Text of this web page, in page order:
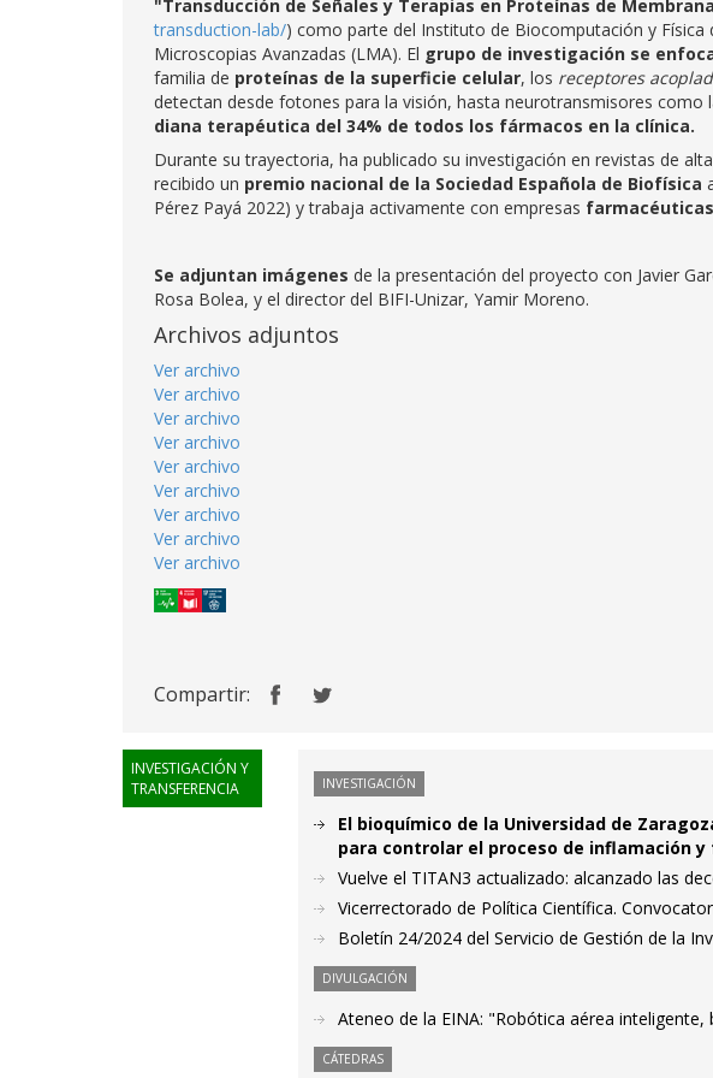
"Transducción de Señales y Terapias en Proteínas de
transduction-lab/) como parte del Instituto de Biocomputación y
Microscopias Avanzadas (LMA). El grupo de investigación se
familia de proteínas de la superficie celular, los receptores
detectan desde fotones para la visión, hasta neurotransmisores como
diana terapéutica del 34% de todos los fármacos en la clínica.
Durante su trayectoria, ha publicado su investigación en revistas de
recibido un premio nacional de la Sociedad Española de Biofísica
Pérez Payá 2022) y trabaja activamente con empresas
Se adjuntan imágenes de la presentación del proyecto con Javier
Rosa Bolea, y el director del BIFI-Unizar, Yamir Moreno.
Archivos adjuntos
Ver archivo
Ver archivo
Ver archivo
Ver archivo
Ver archivo
Ver archivo
Ver archivo
Ver archivo
Ver archivo
Compartir:
INVESTIGACIÓN Y
TRANSFERENCIA
INVESTIGACIÓN
El bioquímico de la Universidad de
para controlar el proceso de inflamación
Vuelve el TITAN3 actualizado: alcanzado las
Vicerrectorado de Política Científica.
Boletín 24/2024 del Servicio de Gestión de la
DIVULGACIÓN
Ateneo de la EINA: "Robótica aérea
CÁTEDRAS